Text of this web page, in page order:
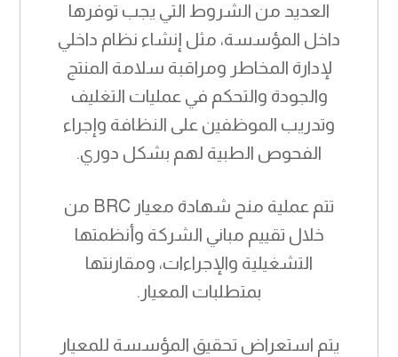
العديد من الشروط التي يجب توفرها
داخل المؤسسة، مثل إنشاء نظام داخلي
لإدارة المخاطر ومراقبة سلامة المنتج
والجودة والتحكم في عمليات التغليف
وتدريب الموظفين على النظافة وإجراء
الفحوص الطبية لهم بشكل دوري.
تتم عملية منح شهادة معيار BRC من
خلال تقييم مباني الشركة وأنظمتها
التشغيلية والإجراءات، ومقارنتها
بمتطلبات المعيار.
يتم استعراض تحقيق المؤسسة للمعيار